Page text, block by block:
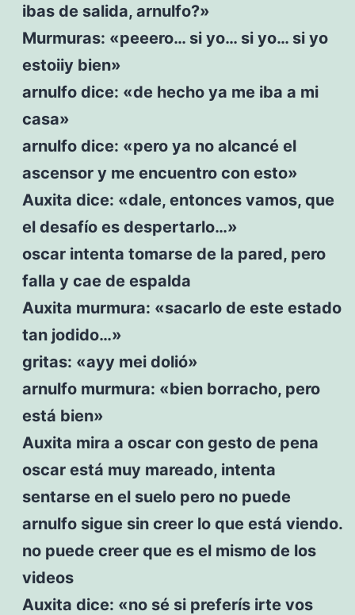
ibas de salida, arnulfo?»
Murmuras: «peeero… si yo… si yo… si yo
estoiiy bien»
arnulfo dice: «de hecho ya me iba a mi
casa»
arnulfo dice: «pero ya no alcancé el
ascensor y me encuentro con esto»
Auxita dice: «dale, entonces vamos, que
el desafío es despertarlo…»
oscar intenta tomarse de la pared, pero
falla y cae de espalda
Auxita murmura: «sacarlo de este estado
tan jodido…»
gritas: «ayy mei dolió»
arnulfo murmura: «bien borracho, pero
está bien»
Auxita mira a oscar con gesto de pena
oscar está muy mareado, intenta
sentarse en el suelo pero no puede
arnulfo sigue sin creer lo que está viendo.
no puede creer que es el mismo de los
videos
Auxita dice: «no sé si preferís irte vos